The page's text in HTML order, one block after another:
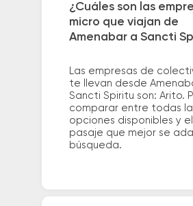
¿Cuáles son las
micro que viajan de
Amenabar a Sancti
Las empresas de
te llevan desde
Sancti Spiritu son: Arito.
comparar entre todas
opciones disponibles y
pasaje que mejor se
búsqueda.